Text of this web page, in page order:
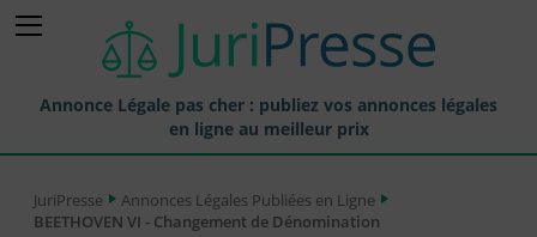
Annonce Légale pas cher : publiez vos annonces légales
en ligne au meilleur prix
Annonces Légales Publiées
JuriPresse
Annonces Légales Publiées en Ligne
BEETHOVEN VI - Changement de Dénomination